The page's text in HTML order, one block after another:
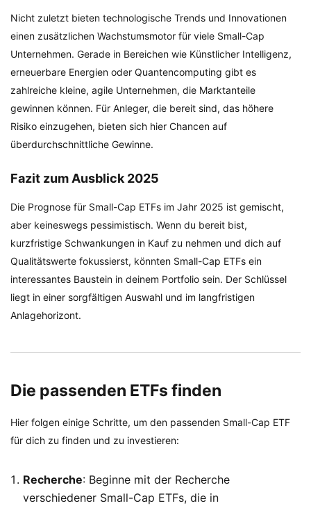
Nicht zuletzt bieten technologische Trends und Innovationen
einen zusätzlichen Wachstumsmotor für viele Small-Cap
Unternehmen. Gerade in Bereichen wie Künstlicher Intelligenz,
erneuerbare Energien oder Quantencomputing gibt es
zahlreiche kleine, agile Unternehmen, die Marktanteile
gewinnen können. Für Anleger, die bereit sind, das höhere
Risiko einzugehen, bieten sich hier Chancen auf
überdurchschnittliche Gewinne.
Fazit zum Ausblick 2025
Die Prognose für Small-Cap ETFs im Jahr 2025 ist gemischt,
aber keineswegs pessimistisch. Wenn du bereit bist,
kurzfristige Schwankungen in Kauf zu nehmen und dich auf
Qualitätswerte fokussierst, könnten Small-Cap ETFs ein
interessantes Baustein in deinem Portfolio sein. Der Schlüssel
liegt in einer sorgfältigen Auswahl und im langfristigen
Anlagehorizont.
Die passenden ETFs finden
Hier folgen einige Schritte, um den passenden Small-Cap ETF
für dich zu finden und zu investieren:
Recherche: Beginne mit der Recherche
verschiedener Small-Cap ETFs, die in